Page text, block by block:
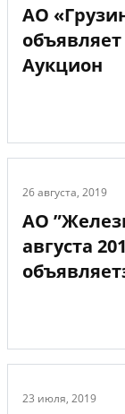
АО
Аукцион
26 августа, 2019
АО
августа
23 июля, 2019